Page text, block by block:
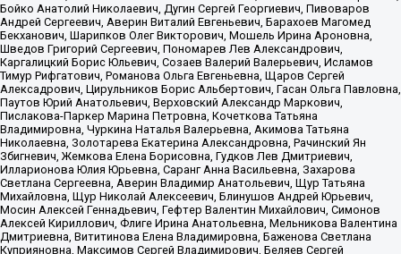
Бойко Анатолий Николаевич, Дугин Сергей Георгиевич, Пивоваров
Андрей Сергеевич, Аверин Виталий Евгеньевич, Барахоев Магомед
Бекханович, Шарипков Олег Викторович, Мошель Ирина Ароновна,
Шведов Григорий Сергеевич, Пономарев Лев Александрович,
Каргалицкий Борис Юльевич, Созаев Валерий Валерьевич, Исламов
Тимур Рифгатович, Романова Ольга Евгеньевна, Щаров Сергей
Алексадрович, Цирульников Борис Альбертович, Гасан Ольга Павловна,
Паутов Юрий Анатольевич, Верховский Александр Маркович,
Пислакова-Паркер Марина Петровна, Кочеткова Татьяна
Владимировна, Чуркина Наталья Валерьевна, Акимова Татьяна
Николаевна, Золотарева Екатерина Александровна, Рачинский Ян
Збигневич, Жемкова Елена Борисовна, Гудков Лев Дмитриевич,
Илларионова Юлия Юрьевна, Саранг Анна Васильевна, Захарова
Светлана Сергеевна, Аверин Владимир Анатольевич, Щур Татьяна
Михайловна, Щур Николай Алексеевич, Блинушов Андрей Юрьевич,
Мосин Алексей Геннадьевич, Гефтер Валентин Михайлович, Симонов
Алексей Кириллович, Флиге Ирина Анатольевна, Мельникова Валентина
Дмитриевна, Вититинова Елена Владимировна, Баженова Светлана
Куприяновна, Максимов Сергей Владимирович, Беляев Сергей